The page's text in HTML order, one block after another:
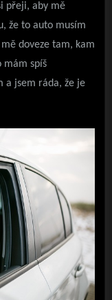
přeji, aby mě
že to auto musím
doveze tam, kam
mám spíš
a jsem ráda, že je